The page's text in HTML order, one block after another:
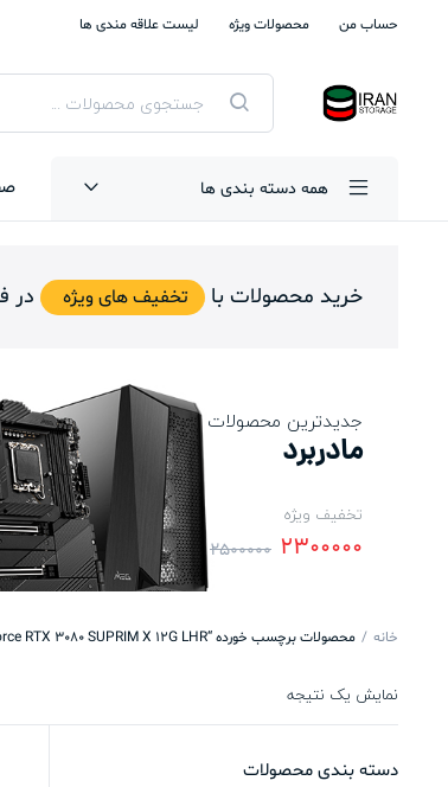
حساب من محصولات ویژه لیست علاقه مندی ها
جستجوی
محصولات
همه دسته بندی ها
خرید محصولات با تخفیف های ویژه در
جدیدترین محصولات
مادربرد
تخفیف ویژه
2500000 2300000
خانه محصولات برچسب خورده “GeForce RTX 3080 SUPRIM X 12G LHR”
نمایش یک نتیجه
دسته بندی محصولات